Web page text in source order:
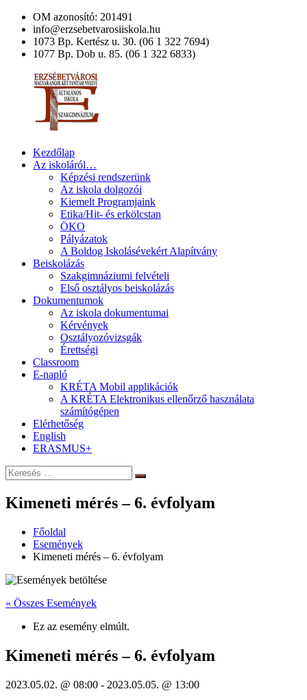
Ugrás
tartalomra
OM azonosító: 201491
info@erzsebetvarosiiskola.hu
1073 Bp. Kertész u. 30. (06 1 322 7694)
1077 Bp. Dob u. 85. (06 1 322 6833)
Erzsébetvárosi
Művészeti
Szakgimnázium
Kezdőlap
Az iskoláról…
Képzési rendszerünk
Az iskola dolgozói
Kiemelt Programjaink
Etika/Hit- és erkölcstan
ÖKO
Pályázatok
A Boldog Iskolásévekért Alapítvány
Beiskolázás
Szakgimnáziumi felvételi
Első osztályos beiskolázás
Dokumentumok
Az iskola dokumentumai
Kérvények
Osztályozóvizsgák
Érettségi
Classroom
E-napló
KRÉTA Mobil applikációk
A KRÉTA Elektronikus ellenőrző használata
számítógépen
Elérhetőség
English
ERASMUS+
Keresés:
Keresés
Kimeneti mérés – 6. évfolyam
Főoldal
Események
Kimeneti mérés – 6. évfolyam
« Összes Események
Ez az esemény elmúlt.
Kimeneti mérés – 6. évfolyam
2023.05.02. @ 08:00 - 2023.05.05. @ 13:00